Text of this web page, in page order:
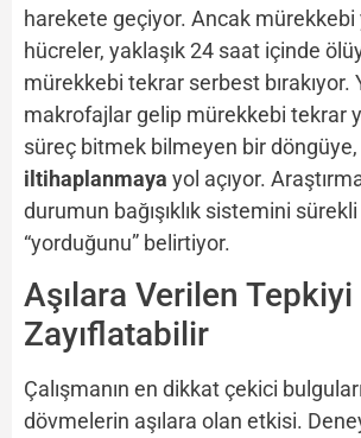
harekete geçiyor. Ancak mürekkebi
hücreler, yaklaşık 24 saat içinde
mürekkebi tekrar serbest bırakıyor.
makrofajlar gelip mürekkebi tekrar
süreç bitmek bilmeyen bir döngüye,
iltihaplanmaya yol açıyor.
durumun bağışıklık sistemini
“yorduğunu” belirtiyor.
Aşılara Verilen Tepkiyi
Zayıflatabilir
Çalışmanın en dikkat çekici
dövmelerin aşılara olan etkisi.